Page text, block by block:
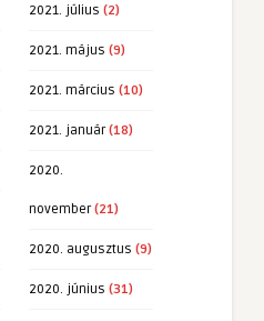
2021. július (2)
2021. május (9)
2021. március (10)
2021. január(18)
2020.
november(21)
2020. augusztus (9)
2020. június (31)